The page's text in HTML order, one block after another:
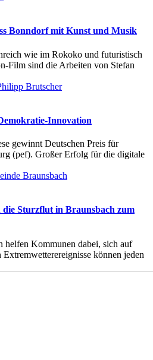
Bonndorf mit Kunst und Musik
wie im Rokoko und futuristisch
Film sind die Arbeiten von Stefan
Innovation
gewinnt Deutschen Preis für
(pef). Großer Erfolg für die digitale
Sturzflut in Braunsbach zum
helfen Kommunen dabei, sich auf
Extremwetterereignisse können jeden